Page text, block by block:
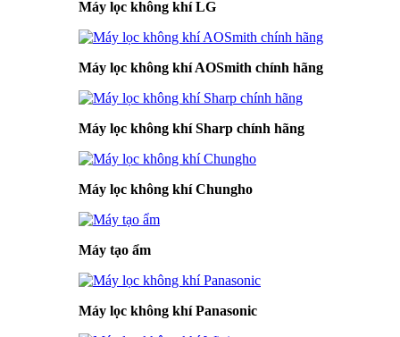
Máy lọc không khí LG
Máy lọc không khí AOSmith chính hãng
Máy lọc không khí Sharp chính hãng
Máy lọc không khí Chungho
Máy tạo ẩm
Máy lọc không khí Panasonic